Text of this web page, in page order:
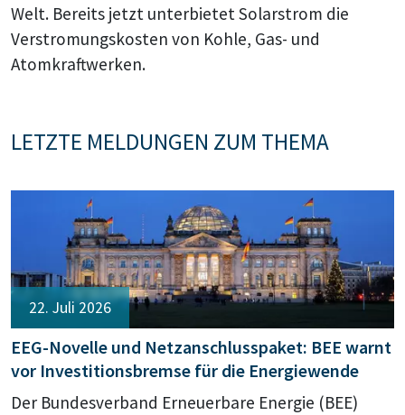
Welt. Bereits jetzt unterbietet Solarstrom die
Verstromungskosten von Kohle, Gas- und
Atomkraftwerken.
LETZTE MELDUNGEN ZUM THEMA
22. Juli 2026
EEG-Novelle und Netzanschlusspaket: BEE warnt
vor Investitionsbremse für die Energiewende
Der Bundesverband Erneuerbare Energie (BEE)